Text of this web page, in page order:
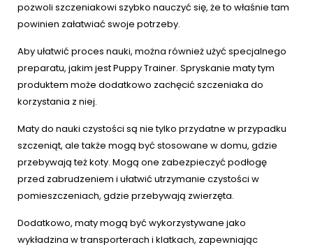
pozwoli szczeniakowi szybko nauczyć się, że to właśnie tam
powinien załatwiać swoje potrzeby.
Aby ułatwić proces nauki, można również użyć specjalnego
preparatu, jakim jest Puppy Trainer. Spryskanie maty tym
produktem może dodatkowo zachęcić szczeniaka do
korzystania z niej.
Maty do nauki czystości są nie tylko przydatne w przypadku
szczeniąt, ale także mogą być stosowane w domu, gdzie
przebywają też koty. Mogą one zabezpieczyć podłogę
przed zabrudzeniem i ułatwić utrzymanie czystości w
pomieszczeniach, gdzie przebywają zwierzęta.
Dodatkowo, maty mogą być wykorzystywane jako
wykładzina w transporterach i klatkach, zapewniając